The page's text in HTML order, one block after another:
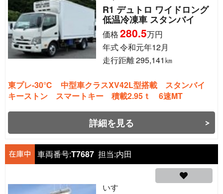
R1 デュトロ ワイドロング
低温冷凍車 スタンバイ
価格280.5万円
年式令和元年12月
走行距離295,141㎞
東プレ-30℃ 中型車クラスXV42L型搭載 スタンバイ
キーストン スマートキー 積載2.95ｔ 6速MT
詳細を見る
車両番号:T7687 担当:内田
いすゞ